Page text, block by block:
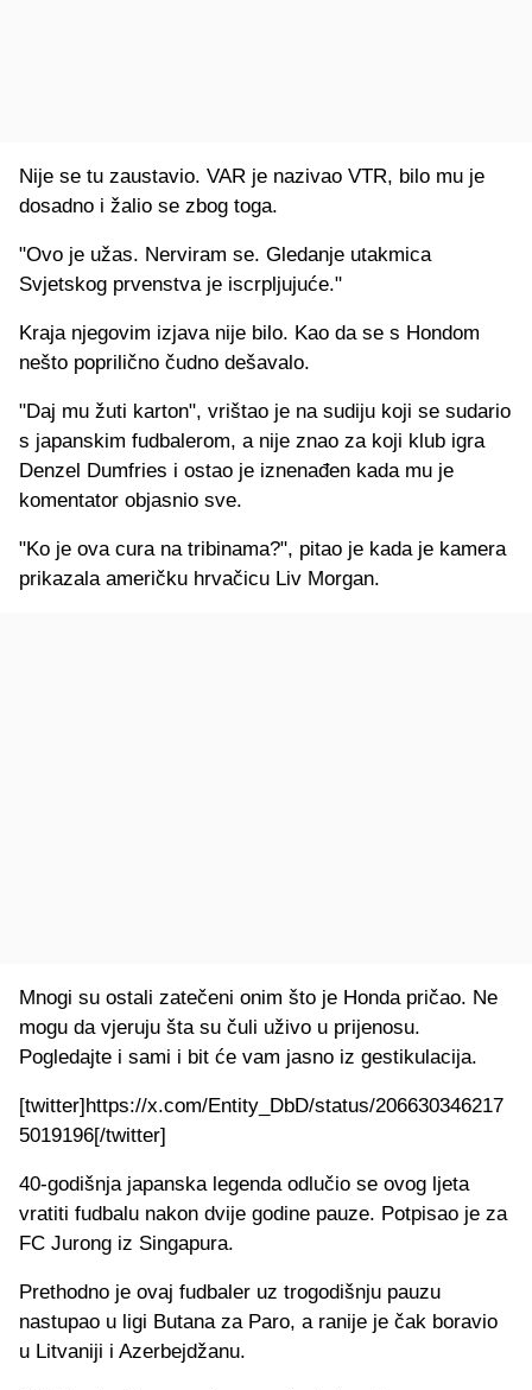
Nije se tu zaustavio. VAR je nazivao VTR, bilo mu je
dosadno i žalio se zbog toga.
"Ovo je užas. Nerviram se. Gledanje utakmica
Svjetskog prvenstva je iscrpljujuće."
Kraja njegovim izjava nije bilo. Kao da se s Hondom
nešto poprilično čudno dešavalo.
"Daj mu žuti karton", vrištao je na sudiju koji se sudario
s japanskim fudbalerom, a nije znao za koji klub igra
Denzel Dumfries i ostao je iznenađen kada mu je
komentator objasnio sve.
"Ko je ova cura na tribinama?", pitao je kada je kamera
prikazala američku hrvačicu Liv Morgan.
Mnogi su ostali zatečeni onim što je Honda pričao. Ne
mogu da vjeruju šta su čuli uživo u prijenosu.
Pogledajte i sami i bit će vam jasno iz gestikulacija.
[twitter]https://x.com/Entity_DbD/status/206630346217
5019196[/twitter]
40-godišnja japanska legenda odlučio se ovog ljeta
vratiti fudbalu nakon dvije godine pauze. Potpisao je za
FC Jurong iz Singapura.
Prethodno je ovaj fudbaler uz trogodišnju pauzu
nastupao u ligi Butana za Paro, a ranije je čak boravio
u Litvaniji i Azerbejdžanu.